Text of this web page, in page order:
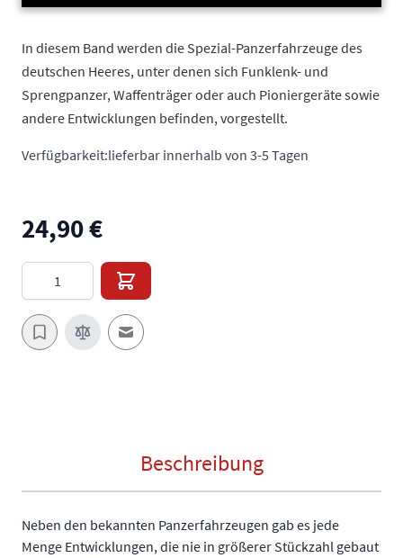
In diesem Band werden die Spezial-Panzerfahrzeuge des
deutschen Heeres, unter denen sich Funklenk- und
Sprengpanzer, Waffenträger oder auch Pioniergeräte sowie
andere Entwicklungen befinden, vorgestellt.
Verfügbarkeit:lieferbar innerhalb von 3-5 Tagen
24,90 €
E-Mail an einen Freund
Beschreibung
Neben den bekannten Panzerfahrzeugen gab es jede
Menge Entwicklungen, die nie in größerer Stückzahl gebaut